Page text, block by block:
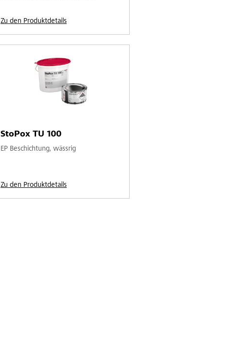
Zu den Produktdetails
StoPox TU 100
EP Beschichtung, wässrig
Zu den Produktdetails